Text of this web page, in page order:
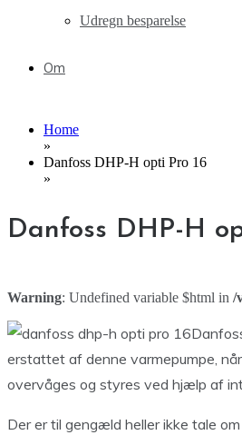
Udregn besparelse
Om
Home
»
Danfoss DHP-H opti Pro 16
»
Danfoss DHP-H
Warning: Undefined variable $html in /
erstattet af denne varmepumpe,
overvåges og styres ved hjælp af
Der er til gengæld heller ikke tale